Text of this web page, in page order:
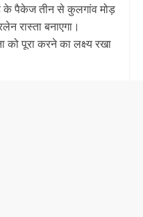
के पैकेज तीन से कुलगांव मोड़
रास्ता बनाएगा।
को पूरा करने का लक्ष्य रखा